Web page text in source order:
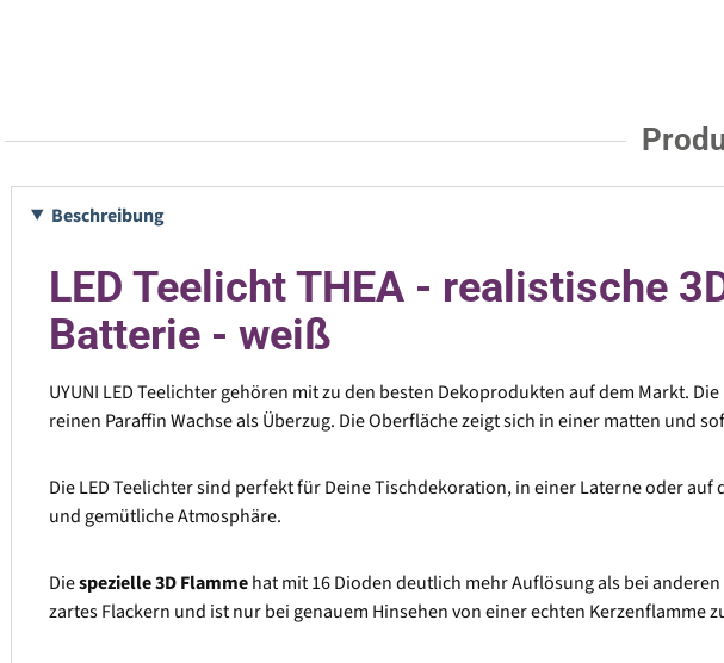
Beschreibung
LED Teelicht THEA - realistische
Batterie - weiß
UYUNI LED Teelichter gehören mit zu den besten Dekoprodukten auf dem Markt.
reinen Paraffin Wachse als Überzug. Die Oberfläche zeigt sich in einer matten und
Die LED Teelichter sind perfekt für Deine Tischdekoration, in einer Laterne oder
und gemütliche Atmosphäre.
Diespezielle 3D Flammehat mit 16 Dioden deutlich mehr Auflösung als bei
zartes Flackern und ist nur bei genauem Hinsehen von einer echten Kerzenflamme